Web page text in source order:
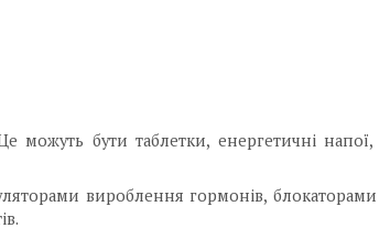
можуть бути таблетки, енергетичні напої,
вироблення гормонів, блокаторами